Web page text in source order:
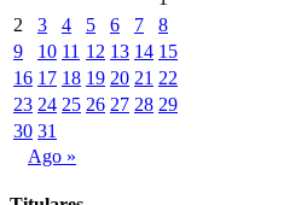
2
3 4 5 6 7
8
9
10 11 12 13 14 15
16 17 18 19 20 21 22
23 24 25 26 27 28 29
30 31
Ago »